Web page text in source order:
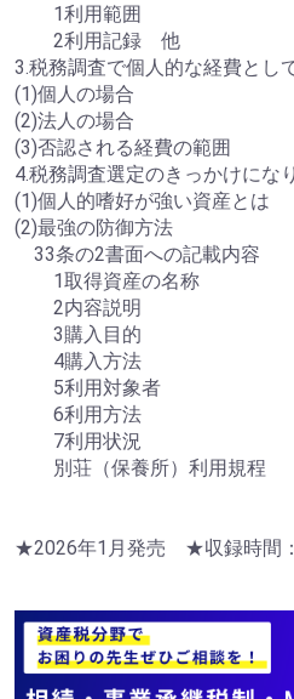
1利用範囲
2利用記録 他
3.税務調査で個人的な経費とし
(1)個人の場合
(2)法人の場合
(3)否認される経費の範囲
4.税務調査選定のきっかけにな
(1)個人的嗜好が強い資産とは
(2)最強の防御方法
33条の2書面への記載内容
1取得資産の名称
2内容説明
3購入目的
4購入方法
5利用対象者
6利用方法
7利用状況
別荘（保養所）利用規程
★2026年1月発売 ★収録時間